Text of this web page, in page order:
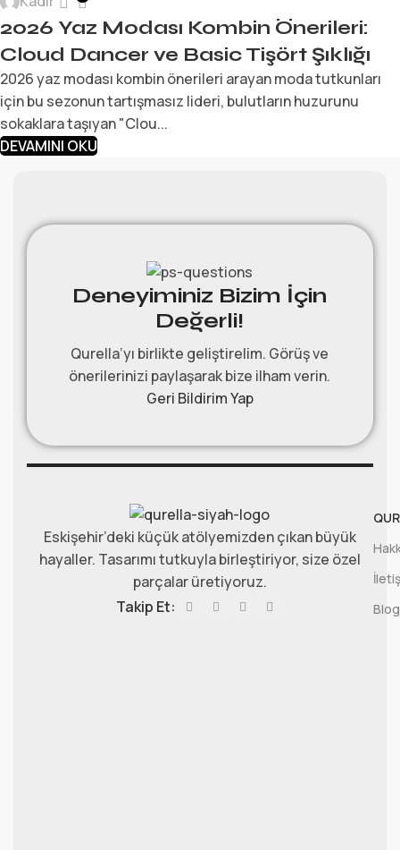
NIS
2026 Yaz Modası Kombin Önerileri:
Cloud Dancer ve Basic Tişört Şıklığı
2026 yaz modası kombin önerileri arayan moda tutkunları
için bu sezonun tartışmasız lideri, bulutların huzurunu
sokaklara taşıyan "Clou...
DEVAMINI OKU
Deneyiminiz Bizim İçin
Değerli!
Qurella’yı birlikte geliştirelim. Görüş ve
önerilerinizi paylaşarak bize ilham verin.
Geri Bildirim Yap
Eskişehir’deki küçük atölyemizden çıkan büyük
hayaller. Tasarımı tutkuyla birleştiriyor, size özel
parçalar üretiyoruz.
Takip Et:
Blog